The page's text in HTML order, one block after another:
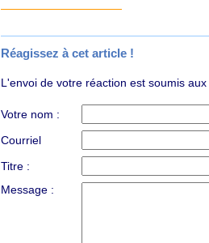
Réagissez à cet article !
L'envoi de votre réaction est soumis aux
Votre nom :
Courriel
Titre :
Message :